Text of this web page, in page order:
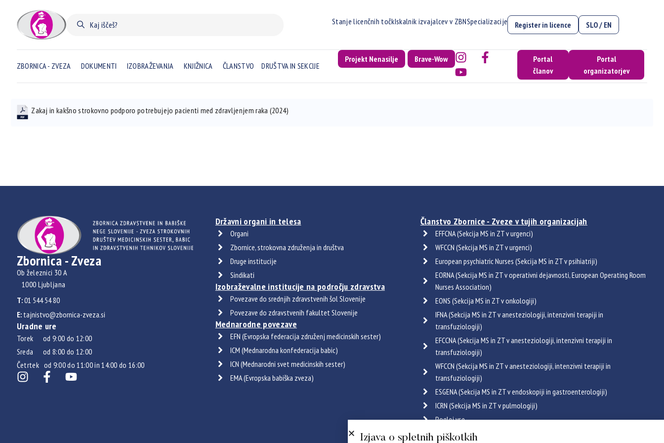
Stanje licenčnih točkIskalnik izvajalcev v ZBNSpecializacije Register in licence SLO / EN
ZBORNICA - ZVEZA DOKUMENTI IZOBRAŽEVANJA KNJIŽNICA ČLANSTVO DRUŠTVA IN SEKCIJE
Projekt Nenasilje Brave-Wow
Portal
članov
Portal
organizatorjev
Zakaj in kakšno strokovno podporo potrebujejo pacienti med zdravljenjem raka (2024)
Zbornica - Zveza
Ob železnici 30 A
1000 Ljubljana
T:01 544 54 80
E:tajnistvo@zbornica-zveza.si
Uradne ure
Torek od 9:00 do 12:00
Sreda od 8:00 do 12:00
Četrtek od 9:00 do 11:00 in 14:00 do 16:00
Državni organi in telesa
Organi
Zbornice, strokovna združenja in društva
Druge institucije
Sindikati
Izobraževalne institucije na področju zdravstva
Povezave do srednjih zdravstvenih šol Slovenije
Povezave do zdravstvenih fakultet Slovenije
Mednarodne povezave
EFN (Evropska federacija združenj medicinskih sester)
ICM (Mednarodna konfederacija babic)
ICN (Mednarodni svet medicinskih sester)
EMA (Evropska babiška zveza)
Članstvo Zbornice - Zveze v tujih organizacijah
EFFCNA (Sekcija MS in ZT v urgenci)
WFCCN (Sekcija MS in ZT v urgenci)
European psychiatric Nurses (Sekcija MS in ZT v psihiatriji)
EORNA (Sekcija MS in ZT v operativni dejavnosti, European Operating Room
Nurses Association)
EONS (Sekcija MS in ZT v onkologiji)
IFNA (Sekcija MS in ZT v anesteziologiji, intenzivni terapiji in
transfuziologiji)
EFCCNA (Sekcija MS in ZT v anesteziologiji, intenzivni terapiji in
transfuziologiji)
WFCCN (Sekcija MS in ZT v anesteziologiji, intenzivni terapiji in
transfuziologiji)
ESGENA (Sekcija MS in ZT v endoskopiji in gastroenterologiji)
ICRN (Sekcija MS in ZT v pulmologiji)
Poglej vse
Certifikati
Izjava o spletnih piškotkih